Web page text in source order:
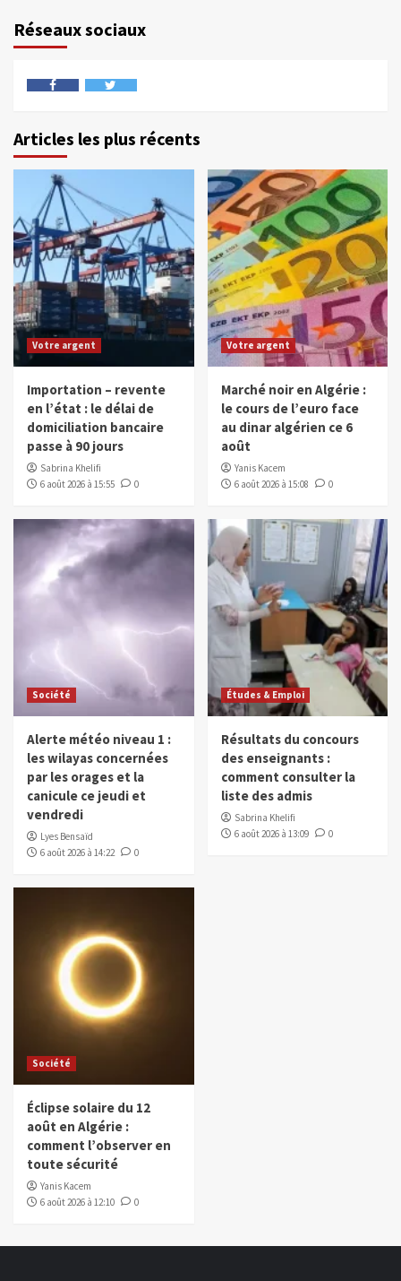
Réseaux sociaux
Articles les plus récents
Votre argent
Importation – revente
en l’état : le délai de
domiciliation bancaire
passe à 90 jours
Sabrina Khelifi
6 août 2026 à 15:55
0
Votre argent
Marché noir en Algérie :
le cours de l’euro face
au dinar algérien ce 6
août
Yanis Kacem
6 août 2026 à 15:08
0
Société
Alerte météo niveau 1 :
les wilayas concernées
par les orages et la
canicule ce jeudi et
vendredi
Lyes Bensaïd
6 août 2026 à 14:22
0
Études & Emploi
Résultats du concours
des enseignants :
comment consulter la
liste des admis
Sabrina Khelifi
6 août 2026 à 13:09
0
Société
Éclipse solaire du 12
août en Algérie :
comment l’observer en
toute sécurité
Yanis Kacem
6 août 2026 à 12:10
0